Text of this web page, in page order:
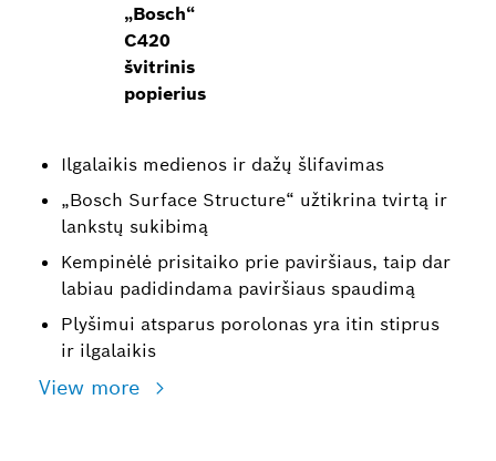
„Bosch“
C420
švitrinis
popierius
Ilgalaikis medienos ir dažų šlifavimas
„Bosch Surface Structure“ užtikrina tvirtą ir
lankstų sukibimą
Kempinėlė prisitaiko prie paviršiaus, taip dar
labiau padidindama paviršiaus spaudimą
Plyšimui atsparus porolonas yra itin stiprus
ir ilgalaikis
View more